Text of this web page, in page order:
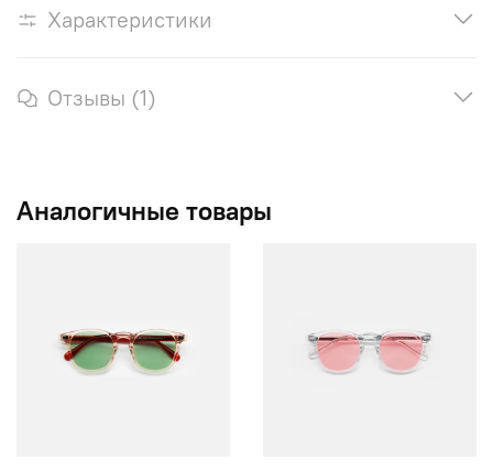
Характеристики
Отзывы (1)
Аналогичные товары